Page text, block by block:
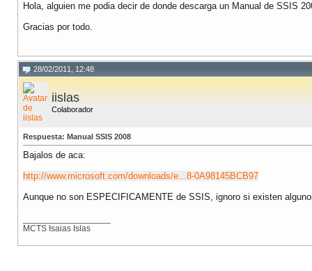
Hola, alguien me podia decir de donde descarga un Manual de SSIS
Gracias por todo.
28/02/2011, 12:48
iislas
Colaborador
Respuesta: Manual SSIS 2008
Bajalos de aca:
http://www.microsoft.com/downloads/e...8-0A98145BCB97
Aunque no son ESPECIFICAMENTE de SSIS, ignoro si existen
MCTS Isaias Islas